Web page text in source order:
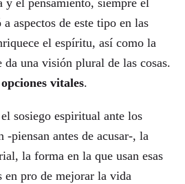
aspectos de este tipo en las
el espíritu, así como la
da una visión plural de las cosas.
vitales.
sosiego espiritual ante los
piensan antes de acusar-, la
la forma en la que usan esas
en pro de mejorar la vida